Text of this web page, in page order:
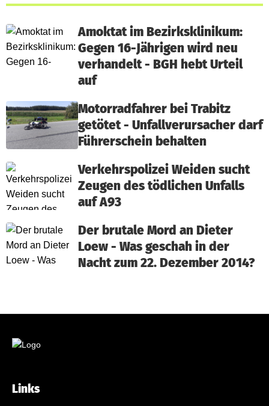
Amoktat im Bezirksklinikum:
Gegen 16-Jährigen wird neu
verhandelt - BGH hebt Urteil
auf
Motorradfahrer bei Trabitz
getötet - Unfallverursacher darf
Führerschein behalten
Verkehrspolizei Weiden sucht
Zeugen des tödlichen Unfalls
auf A93
Der brutale Mord an Dieter
Loew - Was geschah in der
Nacht zum 22. Dezember 2014?
Links